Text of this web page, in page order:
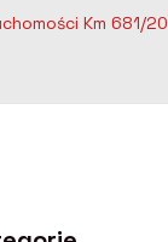
Km 681/20